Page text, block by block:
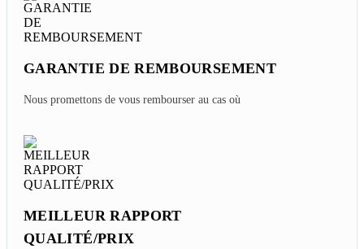
Tuesday, 04/21/2026
Où Dormir ? Top Des Meilleurs Hôtels 4 - 5 étoiles à
Forfait Voyage 2 Semaines Siem Reap Au
Cambodge En Janvier
Friday, 12/05/2025